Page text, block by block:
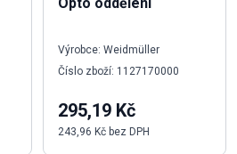
Výrobce: Weidmüller
Číslo zboží: 1127170000
295,19 Kč
243,96 Kč bez DPH